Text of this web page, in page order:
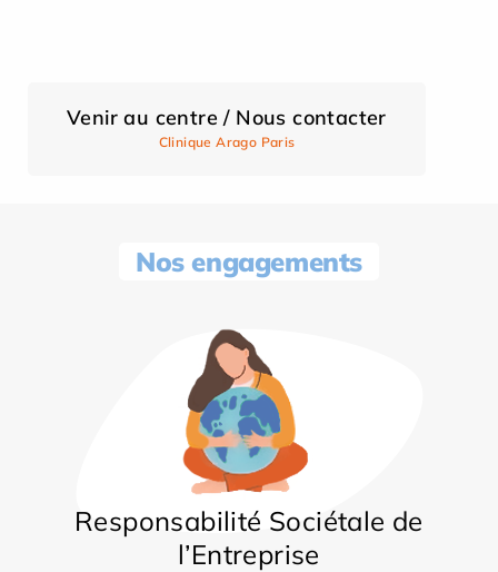
Venir au centre / Nous contacter
Clinique Arago Paris
Nos engagements
Responsabilité Sociétale de
l’Entreprise